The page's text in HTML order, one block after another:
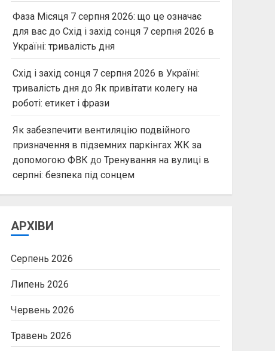
Фаза Місяця 7 серпня 2026: що це означає
для васдо Схід і захід сонця 7 серпня 2026 в
Україні: тривалість дня
Схід і захід сонця 7 серпня 2026 в Україні:
тривалість днядо Як привітати колегу на
роботі: етикет і фрази
Як забезпечити вентиляцію подвійного
призначення в підземних паркінгах ЖК за
допомогою ФВКдо Тренування на вулиці в
серпні: безпека під сонцем
АРХІВИ
Серпень 2026
Липень 2026
Червень 2026
Травень 2026